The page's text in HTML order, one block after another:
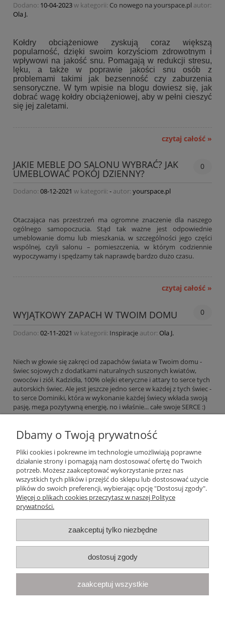
Dodano: 10-04-2023w kategorii: Co nowego na yourspace.pl autor:
Ola J.
Kołdry obciążeniowe zyskują coraz większą
popularność, dzięki swoim korzyściom zdrowotnym i
wpływowi na jakość snu. Pomagają w redukcji stresu,
lęku, a także w poprawie jakości snu osób z
problemami takimi jak bezsenność czy zaburzenia
sensoryczne. W tym wpisie na blogu dowiesz się, jak
dobrać wagę kołdry obciążeniowej, aby w pełni cieszyć
się jej zaletami.
czytaj całość »
JAKIE MEBLE DO SALONU WYBRAĆ? JAK
UMEBLOWAĆ POKÓJ DZIENNY?
0
Dodano: 08-12-2021 w kategorii: - autor: yourspace.pl
Otaczająca nas przestrzeń ma ogromne znaczenie dla naszego
ogólnego samopoczucia. Stąd tak ważne jest odpowiednie
umeblowanie domu lub mieszkania, w szczególności jego części
wspólnej, czyli salonu – pomieszczenia, w którym codziennie
wypoczywamy i spędzamy tak naprawdę bardzo dużo czasu.
czytaj całość »
WYJĄTKOWY ZAPACH W TWOIM DOMU 0
Dodano: 02-11-2021 w kategorii: Inspiracje autor: Ola J.
Niech w głowie się zakręci od zapachów świata w Twoim domu -
świec sojowych z dodatkami naturalnych suszonych kwiatów,
owoców i ziół. Kadzidła, 100% olejki eteryczne i attary to serce tych
autorskich świec. Ale jest jeszcze jedno serce w każdej z tych świec -
to serce Dominiki, która w wykonanie każdej świecy wkłada swoją
pasję, mega pozytywną energię, no i właśnie... całe swoje SERCE :)
Pomoc
Moje konto
Płatności i dostawa
Informacje
O nas
Your Space| Olimpijska 8, 86-010 Samociążek, woj. kujawsko-
Dbamy o Twoją prywatność
Pliki cookies i pokrewne im technologie umożliwiają poprawne
działanie strony i pomagają nam dostosować ofertę do Twoich
potrzeb. Możesz zaakceptować wykorzystanie przez nas
wszystkich tych plików i przejść do sklepu lub dostosować użycie
plików do swoich preferencji, wybierając opcję "Dostosuj zgody".
Więcej o plikach cookies przeczytasz w naszej Polityce
prywatności.
zaakceptuj tylko niezbędne
dostosuj zgody
zaakceptuj wszystkie